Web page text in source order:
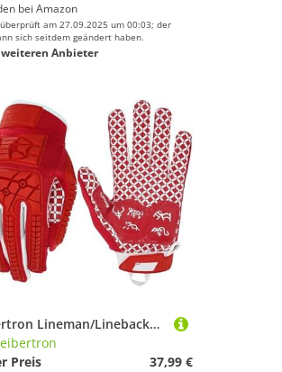
bei Amazon
am 27.09.2025 um 00:03; der
sich seitdem geändert haben.
weiteren Anbieter
Seibertron Lineman/Linebacker Handschuhe 2.0 Padded Palm American Football Receiver Gloves, Flexibler TPR-Aufprallschutz Back of Hand Handschuhe Erwachsener Sizes Red XXL
Preis
37,99 €